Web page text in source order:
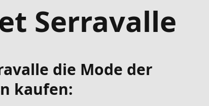
Serravalle
die Mode der
kaufen: